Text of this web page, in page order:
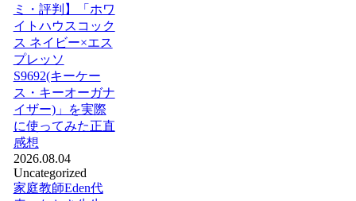
ミ・評判】「ホワ
イトハウスコック
ス ネイビー×エス
プレッソ
S9692(キーケー
ス・キーオーガナ
イザー)」を実際
に使ってみた正直
感想
2026.08.04
Uncategorized
家庭教師Eden代